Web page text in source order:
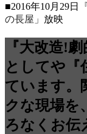
■2016年10月29日
の長屋」 放映
『大改造!
としてや『
ています。
クな現場を
ろなくお伝